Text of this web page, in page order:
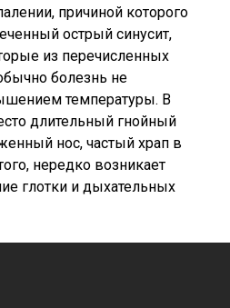
причиной которого
острый синусит,
из перечисленных
болезнь не
температуры. В
длительный гнойный
нос, частый храп в
нередко возникает
глотки и дыхательных